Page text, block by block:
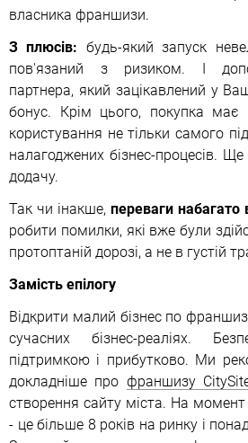
власника франшизи.
З плюсів: будь-який запуск
пов'язаний з ризиком. І
партнера, який зацікавлений у
бонус. Крім цього, покупка має
користування не тільки самого
налагоджених бізнес-процесів.
додачу.
Так чи інакше, переваги набагато
робити помилки, які вже були
протоптаній дорозі, а не в густій
Замість епілогу
Відкрити малий бізнес по
сучасних бізнес-реаліях.
підтримкою і прибутково. Ми
докладніше про франшизу
створення сайту міста. На
- це більше 8 років на ринку і